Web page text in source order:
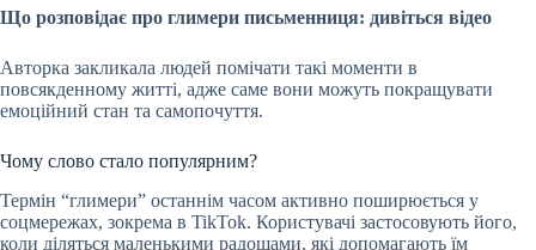
Що розповідає про глимери письменниця: дивіться відео
Авторка закликала людей помічати такі моменти в
повсякденному житті, адже саме вони можуть покращувати
емоційний стан та самопочуття.
Чому слово стало популярним?
Термін “глимери” останнім часом активно поширюється у
соцмережах, зокрема в TikTok. Користувачі застосовують його,
коли діляться маленькими радощами, які допомагають їм